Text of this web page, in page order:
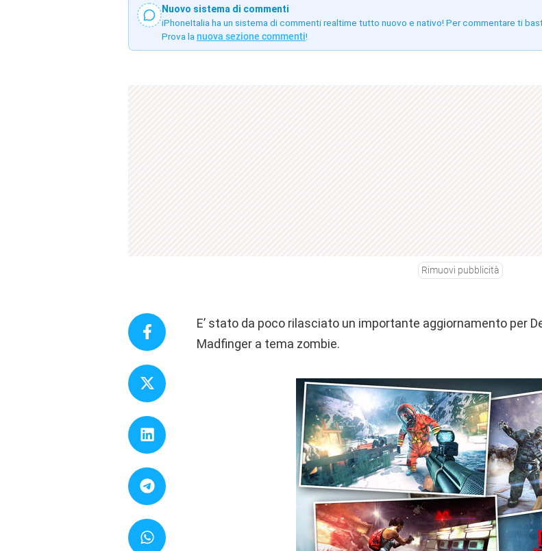
Nuovo sistema di commenti
iPhoneItalia ha un sistema di commenti realtime tutto nuovo e nativo! Per commentare ti
Prova la nuova sezione commenti!
Rimuovi pubblicità
E’ stato da poco rilasciato un importante aggiornamento per
Madfinger a tema zombie.